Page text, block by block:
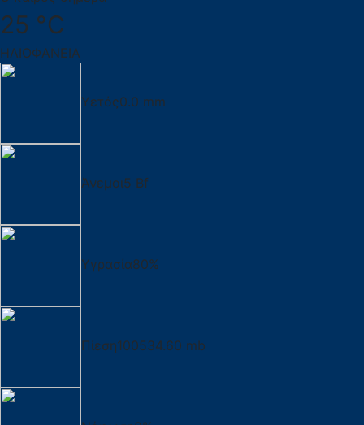
25 °C
ΗΛΙΟΦΑΝΕΙΑ
Υετός0.0 mm
Άνεμοι5 Bf
Υγρασία80%
Πίεση100534.60 mb